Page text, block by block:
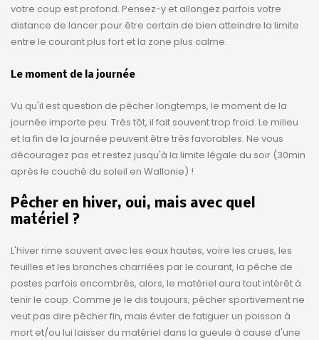
votre coup est profond. Pensez-y et allongez parfois votre
distance de lancer pour être certain de bien atteindre la limite
entre le courant plus fort et la zone plus calme.
Le moment de la journée
Vu qu'il est question de pêcher longtemps, le moment de la
journée importe peu. Très tôt, il fait souvent trop froid. Le milieu
et la fin de la journée peuvent être très favorables. Ne vous
découragez pas et restez jusqu'à la limite légale du soir (30min
après le couché du soleil en Wallonie) !
Pêcher en hiver, oui, mais avec quel
matériel ?
L'hiver rime souvent avec les eaux hautes, voire les crues, les
feuilles et les branches charriées par le courant, la pêche de
postes parfois encombrés, alors, le matériel aura tout intérêt à
tenir le coup. Comme je le dis toujours, pêcher sportivement ne
veut pas dire pêcher fin, mais éviter de fatiguer un poisson à
mort et/ou lui laisser du matériel dans la gueule à cause d'une